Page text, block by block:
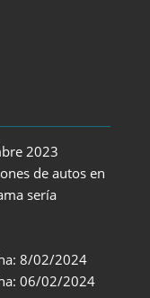
2023
de autos en
sería
8/02/2024
06/02/2024